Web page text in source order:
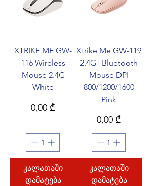
XTRIKE ME GW-
116 Wireless
Mouse 2.4G
White
Price
0,00 ₾
კალათაში
დამატება
Xtrike Me GW-119
2.4G+Bluetooth
Mouse DPI
800/1200/1600
Pink
Price
0,00 ₾
კალათაში
დამატება